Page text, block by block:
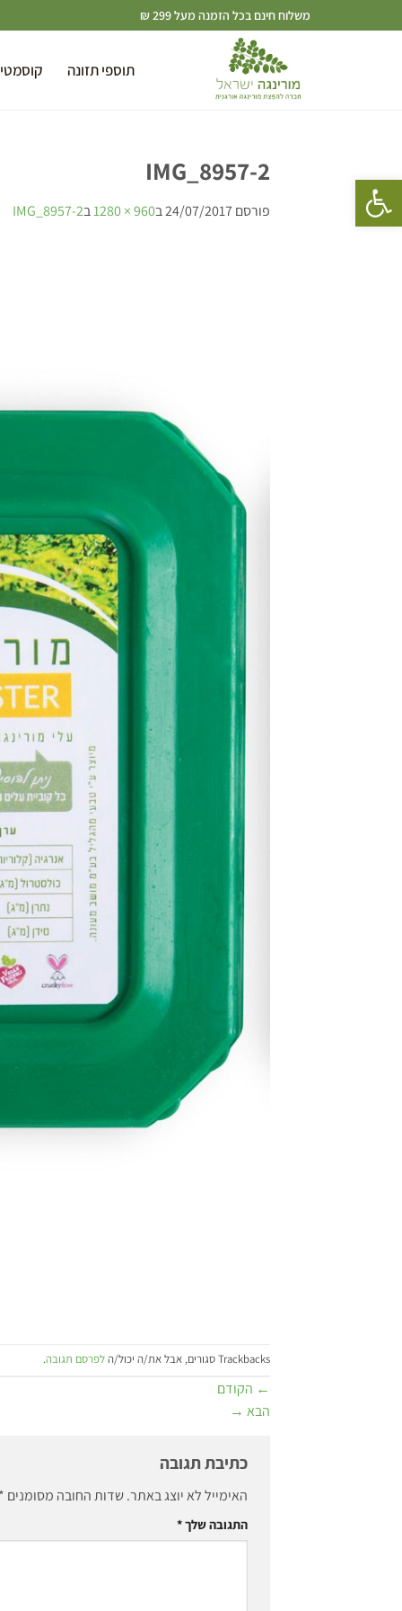
פתח סרגל נגישות
משלוח חינם בכל הזמנה מעל 299 ₪
תוספי תזונה
IMG_8957-2
פורסם24/07/2017ב960 × 1280 בIMG_8957-2
Trackbacks סגורים, אבל את/ה יכול/ה לפרסם תגובה.
← הקודם
הבא →
כתיבת תגובה
האימייל לא יוצג באתר.שדות החובה מסומנים
התגובה שלך*